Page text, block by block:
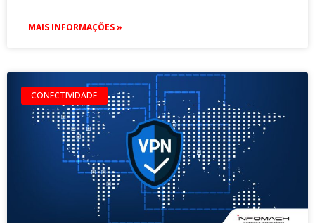
MAIS INFORMAÇÕES »
CONECTIVIDADE